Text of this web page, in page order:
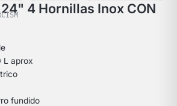
4 Hornillas Inox CON
L aprox
fundido